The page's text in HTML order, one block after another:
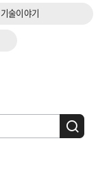
기술이야기